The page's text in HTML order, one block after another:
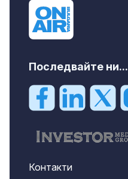
Последвайте ни...
Контакти